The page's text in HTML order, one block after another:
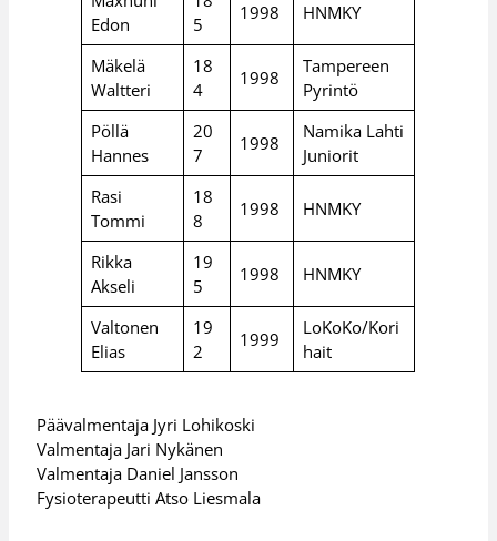
Edon
5
1998 HNMKY
Mäkelä
Waltteri
18
4
1998
Tampereen
Pyrintö
Pöllä
Hannes
20
7
1998
Namika Lahti
Juniorit
Rasi
Tommi
18
8
1998 HNMKY
Rikka
Akseli
19
5
1998 HNMKY
Valtonen
Elias
19
2
1999
LoKoKo/Kori
hait
Päävalmentaja Jyri Lohikoski
Valmentaja Jari Nykänen
Valmentaja Daniel Jansson
Fysioterapeutti Atso Liesmala